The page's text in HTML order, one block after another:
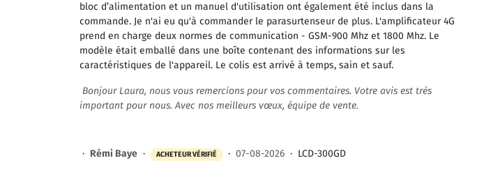
bloc d’alimentation et un manuel d'utilisation ont également été inclus dans la
commande. Je n'ai eu qu'à commander le parasurtenseur de plus. L'amplificateur 4G
prend en charge deux normes de communication - GSM-900 Mhz et 1800 Mhz. Le
modèle était emballé dans une boîte contenant des informations sur les
caractéristiques de l'appareil. Le colis est arrivé à temps, sain et sauf.
Bonjour Laura, nous vous remercions pour vos commentaires. Votre avis est très
important pour nous. Avec nos meilleurs vœux, équipe de vente.
· Rémi Baye · ACHETEUR VÉRIFIÉ · 07-08-2026 · LCD-300GD